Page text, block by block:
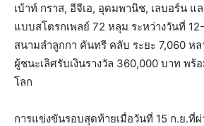
เบ้าท์ กราส, อีจีเอ, อุดมพานิช, เลบอร์น
แบบสโตรกเพลย์ 72 หลุม ระหว่างวันที่
สนามลำลูกกา คันทรี คลับ ระยะ 7,060 ห
ผู้ชนะเลิศรับเงินรางวัล 360,000 บาท พ
โลก
การแข่งขันรอบสุดท้ายเมื่อวันที่ 15 ก.ย.ที่